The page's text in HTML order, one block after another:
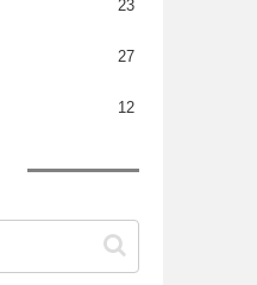
23
27
12